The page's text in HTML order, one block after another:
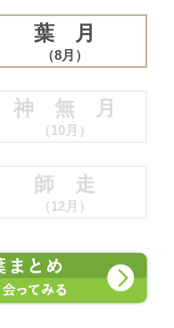
葉 月
（8月）
神 無 月
（10月）
師 走
（12月）